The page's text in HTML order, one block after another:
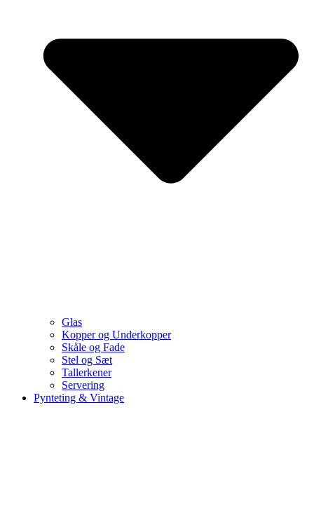
Glas
Kopper og Underkopper
Skåle og Fade
Stel og Sæt
Tallerkener
Servering
Pynteting & Vintage